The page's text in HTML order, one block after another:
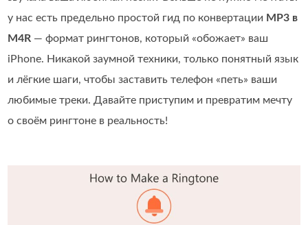
у нас есть предельно простой гид по конвертации MP3 в
M4R — формат рингтонов, который «обожает» ваш
iPhone. Никакой заумной техники, только понятный язык
и лёгкие шаги, чтобы заставить телефон «петь» ваши
любимые треки. Давайте приступим и превратим мечту
о своём рингтоне в реальность!